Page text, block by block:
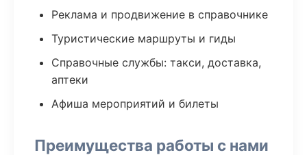
Реклама и продвижение в справочнике
Туристические маршруты и гиды
Справочные службы: такси, доставка,
аптеки
Афиша мероприятий и билеты
Преимущества работы с нами